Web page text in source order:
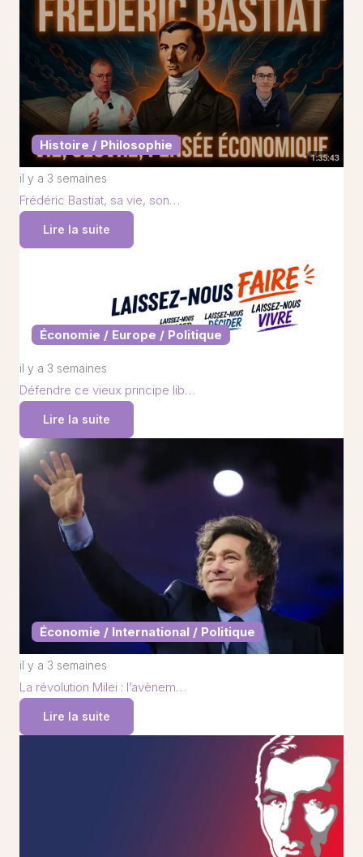
Histoire / Philosophie
il y a 3 semaines
Frédéric Bastiat, sa vie, son…
Lire la suite
Économie / Europe / Politique
il y a 3 semaines
Défendre ce vieux principe lib…
Lire la suite
Économie / International / Politique
il y a 3 semaines
La révolution Milei : l’avènem…
Lire la suite